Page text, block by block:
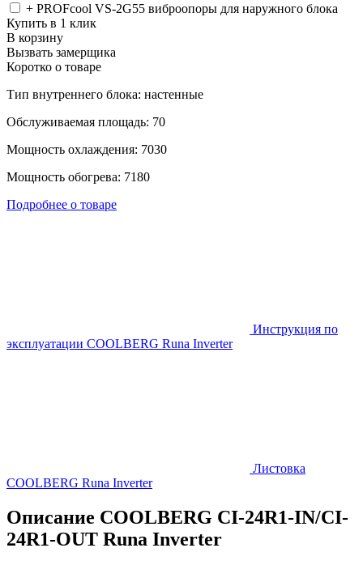
+ PROFcool VS-2G55 виброопоры для наружного блока
Купить в 1 клик
В корзину
Вызвать замерщика
Коротко о товаре
Тип внутреннего блока: настенные
Обслуживаемая площадь: 70
Мощность охлаждения: 7030
Мощность обогрева: 7180
Подробнее о товаре
Инструкция по
эксплуатации COOLBERG Runa Inverter
Листовка
COOLBERG Runa Inverter
Описание COOLBERG CI-24R1-IN/CI-
24R1-OUT Runa Inverter